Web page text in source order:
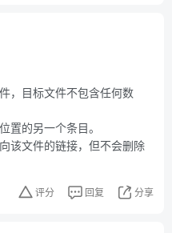
，目标文件不包含任何数
置的另一个条目。
该文件的链接，但不会删除
评分 回复 分享